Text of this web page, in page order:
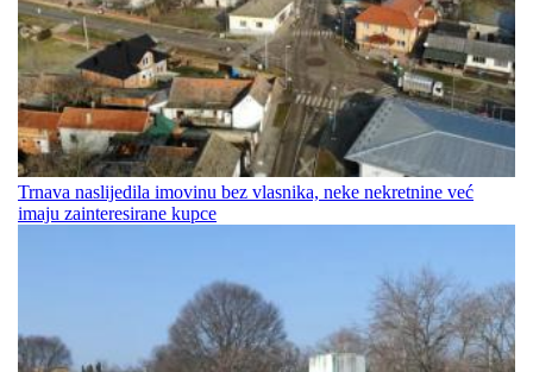
Trnava naslijedila imovinu bez vlasnika, neke nekretnine već
imaju zainteresirane kupce